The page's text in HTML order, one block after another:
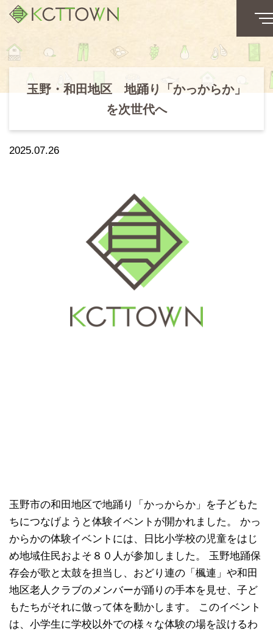
玉野・和田地区 地踊り「かっからか」
を次世代へ
2025.07.26
玉野市の和田地区で地踊り「かっからか」を子どもた
ちにつなげようと体験イベントが開かれました。 かっ
からかの体験イベントには、日比小学校の児童をはじ
め地域住民およそ８０人が参加しました。 玉野地踊保
存会が歌と太鼓を担当し、おどり連の「楓連」や和田
地区老人クラブのメンバーが踊りの手本を見せ、子ど
もたちがそれに倣って体を動かします。 このイベント
は、小学生に学校以外での様々な体験の場を設けるわ